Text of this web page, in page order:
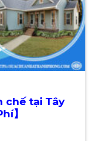
chế tại Tây
】